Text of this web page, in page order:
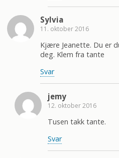
Sylvia
11. oktober 2016
Kjære Jeanette. Du er
deg. Klem fra tante
Svar
jemy
12. oktober 2016
Tusen takk tante.
Svar